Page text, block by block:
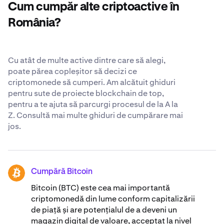
încredințezi XRP. Află mai multe despre standardele
noastre de securitate
Cum cumpăr alte criptoactive în
România?
Cu atât de multe active dintre care să alegi,
poate părea copleșitor să decizi ce
criptomonede să cumperi. Am alcătuit ghiduri
pentru sute de proiecte blockchain de top,
pentru a te ajuta să parcurgi procesul de la A la
Z. Consultă mai multe ghiduri de cumpărare mai
jos.
BTC Cumpără Bitcoin
Bitcoin (BTC) este cea mai importantă
criptomonedă din lume conform capitalizării
de piață și are potențialul de a deveni un
magazin digital de valoare, acceptat la nivel